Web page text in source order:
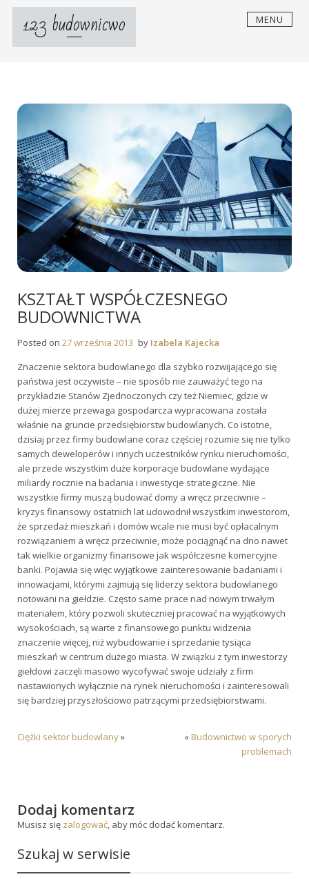
Skip
123 budownicwo MENU
KSZTAŁT WSPÓŁCZESNEGO
BUDOWNICTWA
Posted on 27 września 2013 by Izabela Kajecka
Znaczenie sektora budowlanego dla szybko rozwijającego się
państwa jest oczywiste – nie sposób nie zauważyć tego na
przykładzie Stanów Zjednoczonych czy też Niemiec, gdzie w
dużej mierze przewaga gospodarcza wypracowana została
właśnie na gruncie przedsiębiorstw budowlanych. Co istotne,
dzisiaj przez firmy budowlane coraz częściej rozumie się nie tylko
samych deweloperów i innych uczestników rynku nieruchomości,
ale przede wszystkim duże korporacje budowlane wydające
miliardy rocznie na badania i inwestycje strategiczne. Nie
wszystkie firmy muszą budować domy a wręcz przeciwnie –
kryzys finansowy ostatnich lat udowodnił wszystkim inwestorom,
że sprzedaż mieszkań i domów wcale nie musi być opłacalnym
rozwiązaniem a wręcz przeciwnie, może pociągnąć na dno nawet
tak wielkie organizmy finansowe jak współczesne komercyjne
banki. Pojawia się więc wyjątkowe zainteresowanie badaniami i
innowacjami, którymi zajmują się liderzy sektora budowlanego
notowani na giełdzie. Często same prace nad nowym trwałym
materiałem, który pozwoli skuteczniej pracować na wyjątkowych
wysokościach, są warte z finansowego punktu widzenia
znaczenie więcej, niż wybudowanie i sprzedanie tysiąca
mieszkań w centrum dużego miasta. W związku z tym inwestorzy
giełdowi zaczęli masowo wycofywać swoje udziały z firm
nastawionych wyłącznie na rynek nieruchomości i zainteresowali
się bardziej przyszłościowo patrzącymi przedsiębiorstwami.
Ciężki sektor budowlany» « Budownictwo w sporych
problemach
Dodaj komentarz
Musisz się zalogować, aby móc dodać komentarz.
Szukaj w serwisie